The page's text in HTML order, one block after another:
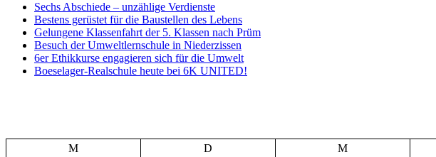
Sechs Abschiede – unzählige Verdienste
Bestens gerüstet für die Baustellen des Lebens
Gelungene Klassenfahrt der 5. Klassen nach Prüm
Besuch der Umweltlernschule in Niederzissen
6er Ethikkurse engagieren sich für die Umwelt
Boeselager-Realschule heute bei 6K UNITED!
M
D M